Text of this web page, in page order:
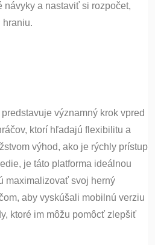
a nastaviť si rozpočet,
hraniu.
významný krok vpred
ktorí hľadajú flexibilitu a
výhod, ako je rýchly prístup
je táto platforma ideálnou
maximalizovať svoj herný
aby vyskúšali mobilnú verziu
ktoré im môžu pomôcť zlepšiť